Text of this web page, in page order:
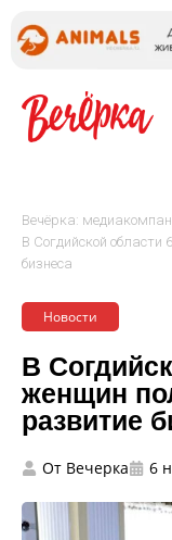
Вечёрка:
В Согдийской
бизнеса
Новости
В
женщин
развитие
От Вечерка 6